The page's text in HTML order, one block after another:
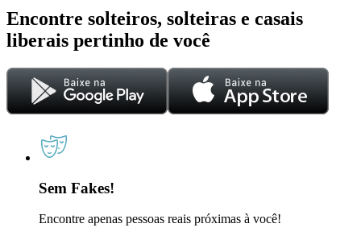
Encontre solteiros, solteiras e casais
liberais pertinho de você
Sem Fakes!
Encontre apenas pessoas reais próximas à você!